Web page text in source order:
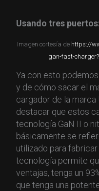
Usando tres
Imagen cortesía de https://
gan-fast-
Ya con esto
y de cómo sacar el
cargador de la marca
destacar que estos
tecnología GaN II o
básicamente se
utilizado para
tecnología permite
ventajas, tenga un
que tenga una